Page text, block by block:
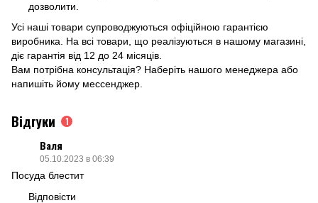
дозволити.
Усі наші товари супроводжуються офіційною гарантією
виробника. На всі товари, що реалізуються в нашому магазині,
діє гарантія від 12 до 24 місяців.
Вам потрібна консультація? Наберіть нашого менеджера або
напишіть йому мессенджер.
Відгуки 1
Валя
05.10.2023 в 06:39
Посуда блестит
Відповісти